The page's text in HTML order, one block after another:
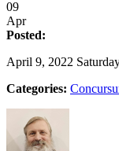
09
Apr
Posted:
April 9, 2022
Categories: